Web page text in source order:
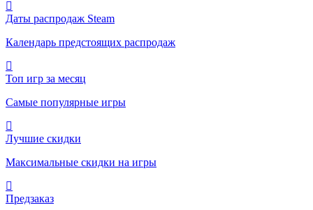
Даты распродаж Steam
Календарь предстоящих распродаж
Топ игр за месяц
Самые популярные игры
Лучшие скидки
Максимальные скидки на игры
Предзаказ